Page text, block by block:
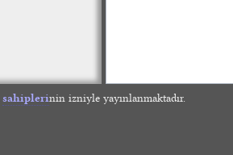
sahiplerinin izniyle yayınlanmaktadır.